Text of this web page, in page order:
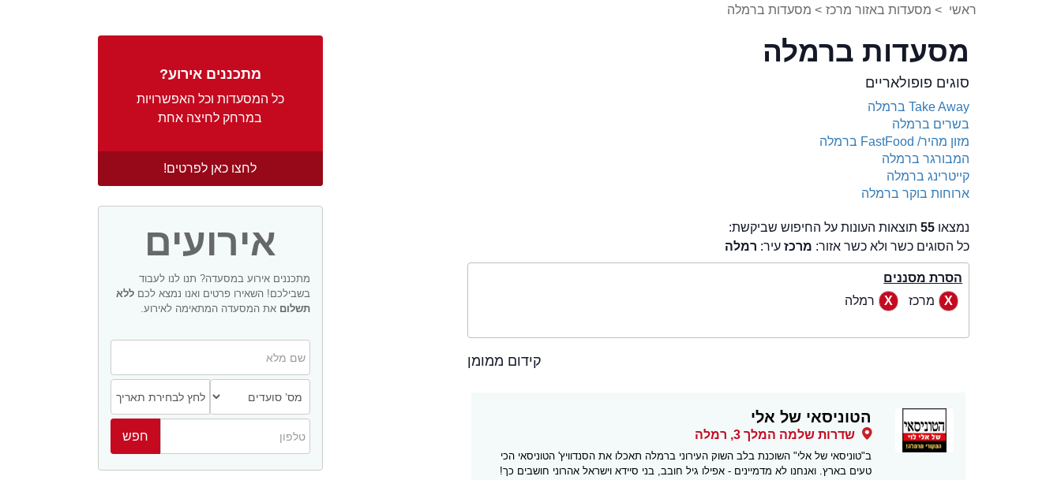
ראשי > מסעדות באזור מרכז > מסעדות ברמלה
מתכננים אירוע?
כל המסעדות וכל האפשרויות
במרחק לחיצה אחת
לחצו כאן לפרטים!
אירועים
מתכננים אירוע במסעדה? תנו לנו לעבוד
בשבילכם! השאירו פרטים ואנו נמצא לכם ללא
תשלום את המסעדה המתאימה לאירוע.
מסעדות ברמלה
סוגים פופולאריים
Take Away ברמלה
בשרים ברמלה
מזון מהיר/ FastFood ברמלה
המבורגר ברמלה
קייטרינג ברמלה
ארוחות בוקר ברמלה
נמצאו 55תוצאות העונות על החיפוש שביקשת:
כל הסוגים כשר ולא כשר אזור: מרכזעיר: רמלה
הסרת מסננים
מרכז
רמלה
קידום ממומן
הטוניסאי של אלי
שדרות שלמה המלך 3, רמלה
ב"טוניסאי של אלי" השוכנת בלב השוק העירוני ברמלה תאכלו את הסנדוויץ' הטוניסאי הכי
טעים בארץ. ואנחנו לא מדמיינים - אפילו גיל חובב, בני סיידא וישראל אהרוני חושבים כך!